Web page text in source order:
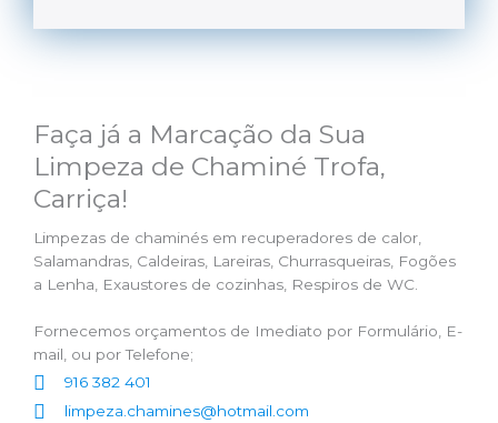
Faça já a Marcação da Sua
Limpeza de Chaminé Trofa,
Carriça!
Limpezas de chaminés em recuperadores de calor,
Salamandras, Caldeiras, Lareiras, Churrasqueiras, Fogões
a Lenha, Exaustores de cozinhas, Respiros de WC.
Fornecemos orçamentos de Imediato por Formulário, E-
mail, ou por Telefone;
916 382 401
limpeza.chamines@hotmail.com